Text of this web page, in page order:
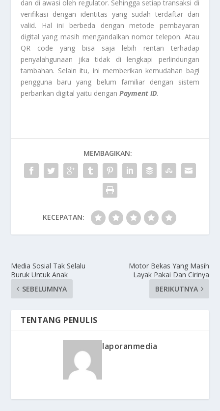
dan di awasi oleh regulator. Sehingga setiap transaksi di
verifikasi dengan identitas yang sudah terdaftar dan
valid. Hal ini berbeda dengan metode pembayaran
digital yang masih mengandalkan nomor telepon. Atau
QR code yang bisa saja lebih rentan terhadap
penyalahgunaan jika tidak di lengkapi perlindungan
tambahan. Selain itu, ini memberikan kemudahan bagi
pengguna baru yang belum familiar dengan sistem
perbankan digital yaitu denganPayment ID.
MEMBAGIKAN:
KECEPATAN:
Media Sosial Tak Selalu
Buruk Untuk Anak
SEBELUMNYA
Motor Bekas Yang Masih
Layak Pakai Dan Cirinya
BERIKUTNYA
TENTANG PENULIS
laporanmedia